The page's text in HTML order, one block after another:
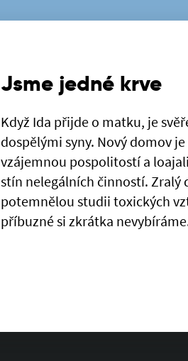
Jsme jedné krve
Když Ida přijde o matku, je
dospělými syny. Nový domov
vzájemnou pospolitostí a
stín nelegálních činností. Zralý
potemnělou studii toxických
příbuzné si zkrátka